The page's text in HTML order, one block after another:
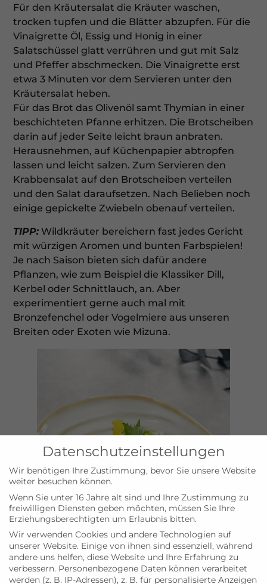
Für den Kräutersalat die Kräuter waschen,
trocken tupfen und die Blätter abzupfen. Für die
Vinaigrette Öl, Essig und Honig in einer
Salatschüssel glatt verrühren und gut mit Salz
und Pfeffer abschmecken. Die Vinaigrette erst
etwa 3 Minuten vor dem Servieren unter den
Kräutersalat heben.
Für das Brot das Olivenöl samt Thymian in einer
beschichteten Pfanne erhitzen. Die Brotscheiben
darin auf jeder Seite leicht braun anbraten.
Herausnehmen, auf Küchenpapier abtropfen
lassen und leicht salzen. Zum Servieren den
Krabbensalat auf den Brotscheiben verteilen
und den Salat daraufsetzen. Nach Belieben noch
einige gepickelte Zwiebeln obenauf verteilen.
TIPP: Wildkräuter bereichern fast jedes Gericht
mit würzigen Aromen und bunten Farbspielen!
Je nach Saison bieten sich dafür andere
Pflanzen, wie zum Beispiel die Klassiker Dill,
Kerbel oder Schnittlauch, an. Aber
experimentiert gerne auch mal mit
Bronzefenchel oder Vogelmiere aus unseren
Breiten oder Exoten wie Mizuna.
Datenschutzeinstellungen
Wir benötigen Ihre Zustimmung, bevor Sie unsere Website
weiter besuchen können.
Wenn Sie unter 16 Jahre alt sind und Ihre Zustimmung zu
freiwilligen Diensten geben möchten, müssen Sie Ihre
Erziehungsberechtigten um Erlaubnis bitten.
Wir verwenden Cookies und andere Technologien auf
unserer Website. Einige von ihnen sind essenziell, während
andere uns helfen, diese Website und Ihre Erfahrung zu
verbessern. Personenbezogene Daten können verarbeitet
werden (z. B. IP-Adressen), z. B. für personalisierte Anzeigen